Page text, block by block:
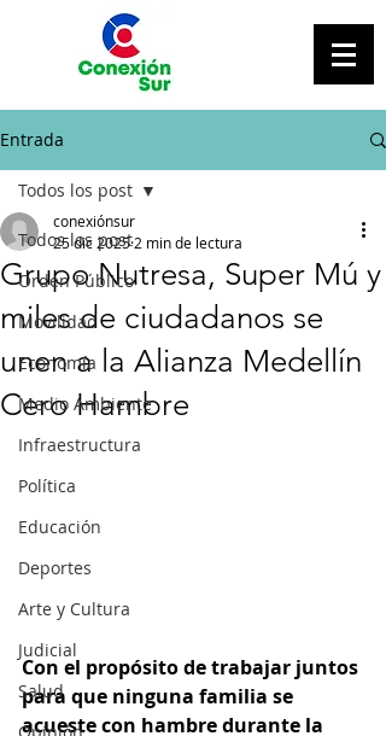
Entrada
Todos los post
Orden Público
Movilidad
Economía
Medio Ambiente
Infraestructura
Política
Educación
Deportes
Arte y Cultura
Judicial
Salud
Todos los post
Grupo Nutresa, Super Mú y
miles de ciudadanos se
unen a la Alianza Medellín
Cero Hambre
conexiónsur
25 dic 2025 2 min de lectura
Con el propósito de trabajar juntos
para que ninguna familia se
acueste con hambre durante la